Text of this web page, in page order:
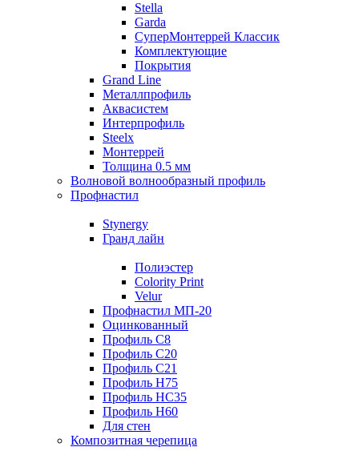
Stella
Garda
СуперМонтеррей Классик
Комплектующие
Покрытия
Grand Line
Металлпрофиль
Аквасистем
Интерпрофиль
Steelx
Монтеррей
Толщина 0.5 мм
Волновой волнообразный профиль
Профнастил
Stynergy
Гранд лайн
Полиэстер
Colority Print
Velur
Профнастил МП-20
Оцинкованный
Профиль С8
Профиль С20
Профиль С21
Профиль Н75
Профиль НС35
Профиль Н60
Для стен
Композитная черепица